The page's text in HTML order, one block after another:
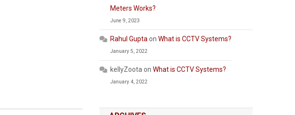
Meters Works?
June 9, 2023
Rahul Gupta onWhat is CCTV Systems?
January 5, 2022
kellyZoota onWhat is CCTV Systems?
January 4, 2022